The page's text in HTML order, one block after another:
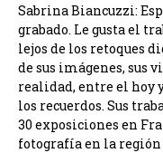
Sabrina Biancuzzi:
grabado. Le gusta el
lejos de los retoques
de sus imágenes, sus
realidad, entre el hoy
los recuerdos. Sus
30 exposiciones en
fotografía en la